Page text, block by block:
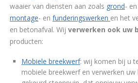
waaier van diensten aan zoals grond- en
montage- en funderingswerken en het
en betonafval. Wij verwerken ook uw
producten:
Mobiele breekwerf: wij komen bij u
mobiele breekwerf en verwerken